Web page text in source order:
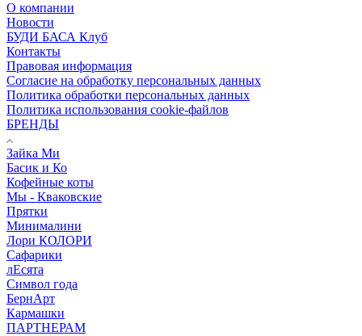
О компании
Новости
БУДИ БАСА Клуб
Контакты
Правовая информация
Согласие на обработку персональных данных
Политика обработки персональных данных
Политика использования cookie-файлов
БРЕНДЫ
Зайка Ми
Басик и Ко
Кофейные коты
Мы - Кваковские
Прятки
Минималини
Лори КОЛОРИ
Сафарики
лЕсята
Символ года
БернАрт
Кармашки
ПАРТНЕРАМ